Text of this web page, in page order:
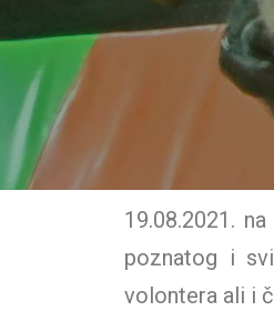
19.08.2021.
poznatog i
volontera ali i